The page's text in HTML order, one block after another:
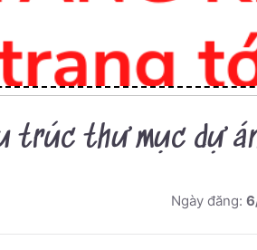
trúc thư mục dự
Ngày đăng: